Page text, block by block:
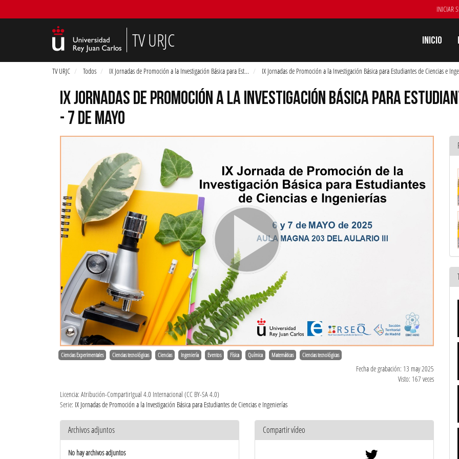
INICIAR
TV URJC Inicio
TV URJC Todos IX Jornadas de Promoción a la Investigación Básica para Est... IX Jornadas de Promoción a la Investigación Básica para Estudiantes de Ciencias e
IX JORNADAS DE PROMOCIÓN A LA INVESTIGACIÓN BÁSICA PARA
- 7 DE MAYO
Ciencias Experimentales Ciencias tecnológicas Ciencias Ingeniería Eventos Física Química Matemáticas Ciencias tecnológicas
Fecha de grabación: 13 may 2025
Visto: 167 veces
Licencia: Atribución-CompartirIgual 4.0 Internacional (CC BY-SA 4.0)
Serie: IX Jornadas de Promoción a la Investigación Básica para Estudiantes de Ciencias e Ingenierías
Archivos adjuntos
No hay archivos adjuntos
Compartir vídeo